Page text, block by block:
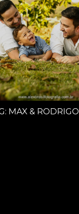
MAX & RODRIGO